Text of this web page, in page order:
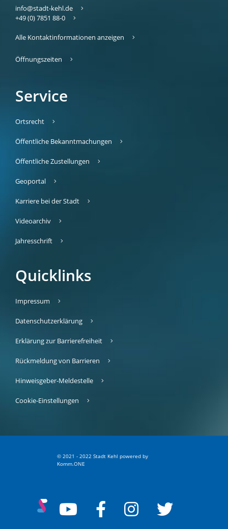
info@stadt-kehl.de
+49 (0) 7851 88-0
Alle Kontaktinformationen anzeigen
Öffnungszeiten
Service
Ortsrecht
Öffentliche Bekanntmachungen
Öffentliche Zustellungen
Geoportal
Karriere bei der Stadt
Videoarchiv
Jahresschrift
Quicklinks
Impressum
Datenschutzerklärung
Erklärung zur Barrierefreiheit
Rückmeldung von Barrieren
Hinweisgeber-Meldestelle
Cookie-Einstellungen
© 2021 - 2022 Stadt Kehl powered by
Komm.ONE